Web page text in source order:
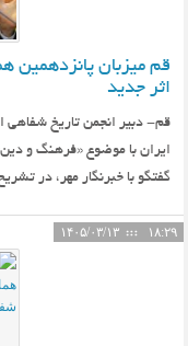
اثر جدید
قم- دبیر انجمن تاریخ شفاهی
ایران با موضوع «فرهنگ و
گفتگو با خبرنگار مهر، در
۱۸:۲۹ ۱۴۰۵/۰۳/۱۳